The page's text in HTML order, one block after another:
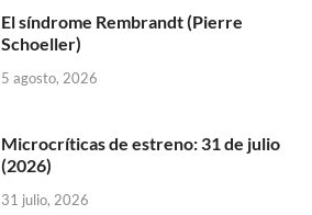
El síndrome Rembrandt (Pierre
Schoeller)
5 agosto, 2026
Microcríticas de estreno: 31 de julio
(2026)
31 julio, 2026